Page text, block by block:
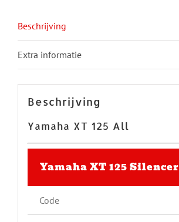
Beschrijving
Extra informatie
Beschrijving
Yamaha XT 125 All
Yamaha XT 125 Silencer
Code